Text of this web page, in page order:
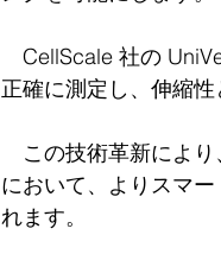
CellScale 社の
正確に測定し、伸縮
この技術革新により
において、よりスマ
れます。